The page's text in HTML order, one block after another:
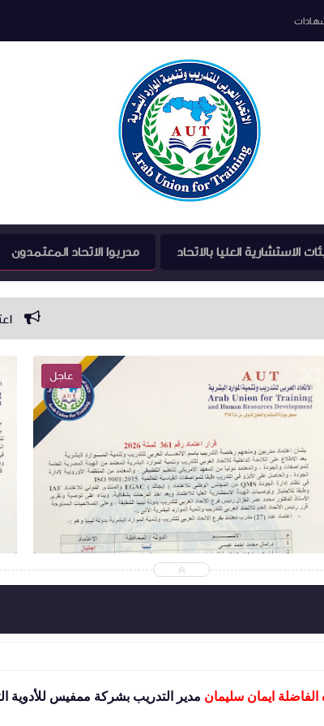
الاستشارية العليا بالاتحاد مدربوا الاتحاد المعتمدون
عاجل
2026-05-19
abdelaalmaroof
شاهد الموضوع
الفاضلة ايمان سليمان مدير التدريب بشركة ممفيس للأدوية